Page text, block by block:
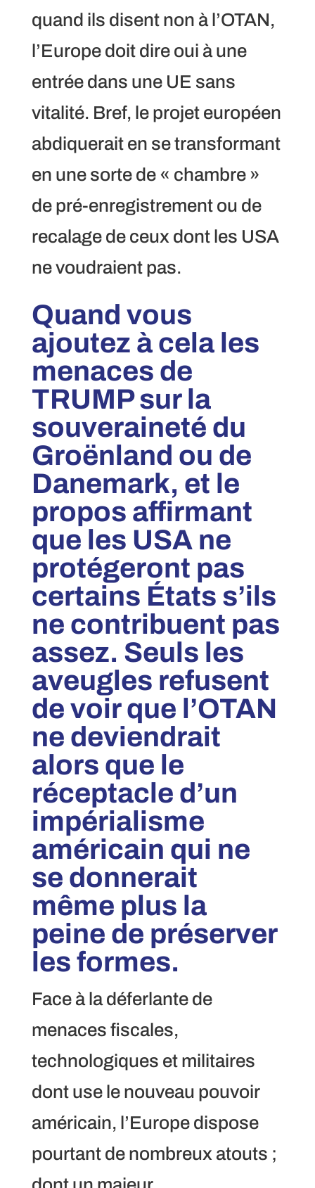
quand ils disent non à l’OTAN,
l’Europe doit dire oui à une
entrée dans une UE sans
vitalité. Bref, le projet européen
abdiquerait en se transformant
en une sorte de « chambre »
de pré-enregistrement ou de
recalage de ceux dont les USA
ne voudraient pas.
Quand vous
ajoutez à cela les
menaces de
TRUMP sur la
souveraineté du
Groënland ou de
Danemark, et le
propos affirmant
que les USA ne
protégeront pas
certains États s’ils
ne contribuent pas
assez. Seuls les
aveugles refusent
de voir que l’OTAN
ne deviendrait
alors que le
réceptacle d’un
impérialisme
américain qui ne
se donnerait
même plus la
peine de préserver
les formes.
Face à la déferlante de
menaces fiscales,
technologiques et militaires
dont use le nouveau pouvoir
américain, l’Europe dispose
pourtant de nombreux atouts ;